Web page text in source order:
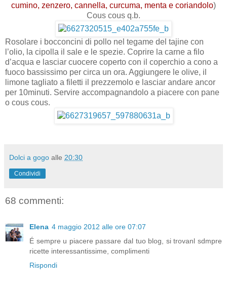
cumino, zenzero, cannella, curcuma, menta e coriandolo)
Cous cous q.b.
Rosolare i bocconcini di pollo nel tegame del tajine con
l’olio, la cipolla il sale e le spezie. Coprire la carne a filo
d’acqua e lasciar cuocere coperto con il coperchio a cono a
fuoco bassissimo per circa un ora. Aggiungere le olive, il
limone tagliato a filetti il prezzemolo e lasciar andare ancor
per 10minuti. Servire accompagnandolo a piacere con pane
o cous cous.
Dolci a gogo alle 20:30
Condividi
68 commenti:
Elena 4 maggio 2012 alle ore 07:07
É sempre u piacere passare dal tuo blog, si trovanl sdmpre
ricette interessantissime, complimenti
Rispondi